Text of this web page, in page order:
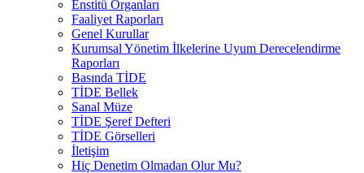
Enstitü Organları
Faaliyet Raporları
Genel Kurullar
Kurumsal Yönetim İlkelerine Uyum Derecelendirme
Raporları
Basında TİDE
TİDE Bellek
Sanal Müze
TİDE Şeref Defteri
TİDE Görselleri
İletişim
Hiç Denetim Olmadan Olur Mu?